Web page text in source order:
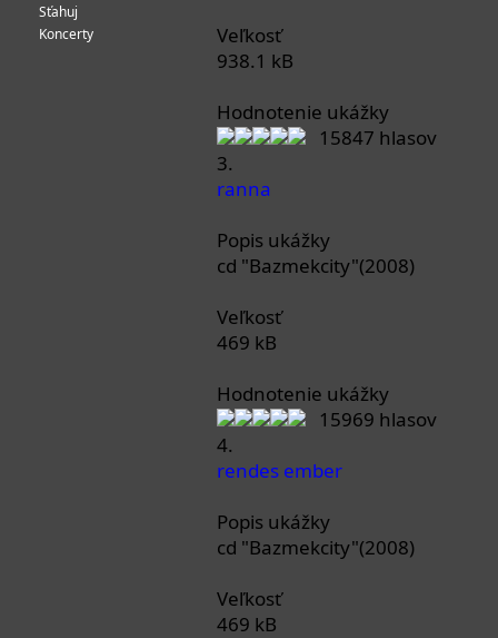
Sťahuj
Koncerty
Veľkosť
938.1 kB
Hodnotenie ukážky
15847 hlasov
3.
ranna
Popis ukážky
cd "Bazmekcity"(2008)
Veľkosť
469 kB
Hodnotenie ukážky
15969 hlasov
4.
rendes ember
Popis ukážky
cd "Bazmekcity"(2008)
Veľkosť
469 kB